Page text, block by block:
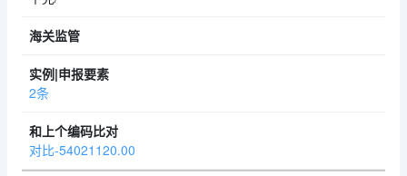
2条
对比-54021120.00